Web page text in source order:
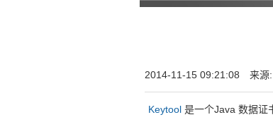
增强型证书EV SSL,赛门铁克EV证
2014-11-15 09:21:08 来
Keytool 是一个Java 数据证